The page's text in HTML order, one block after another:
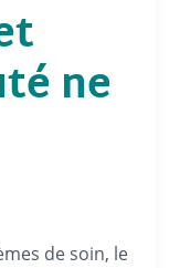
ne
de soin, le